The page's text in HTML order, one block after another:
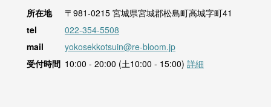
所在地 〒981-0215 宮城県宮城郡松島町高城字町41
tel
022-354-5508
mail
yokosekkotsuin@re-bloom.jp
受付時間 10:00 - 20:00 (土10:00 - 15:00) 詳細